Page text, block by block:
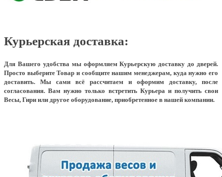
Курьерская доставка:
Для Вашего удобства мы оформляем Курьерскую доставку до дверей.
Просто выберите Товар и сообщите нашим менеджерам, куда нужно его
доставить. Мы сами всё рассчитаем и оформим доставку, после
согласования. Вам нужно только встретить Курьера и получить свои
Весы, Гири или другое оборудование, приобретенное в нашей компании.